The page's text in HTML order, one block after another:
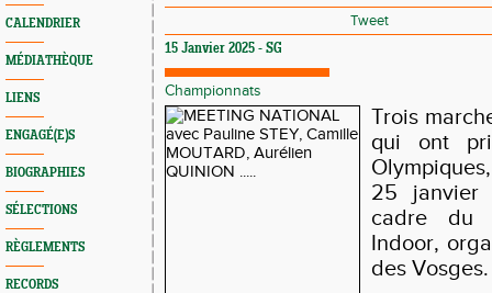
CALENDRIER
MÉDIATHÈQUE
LIENS
ENGAGÉ(E)S
BIOGRAPHIES
SÉLECTIONS
RÈGLEMENTS
RECORDS
Tweet
15 Janvier 2025 - SG
Championnats
Trois
qui ont
25 janvier
cadre du
Indoor,
des Vosges.